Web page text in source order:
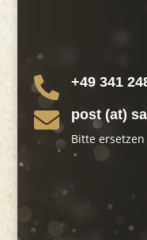
 +49 341
 post (at)
Bitte ersetzen